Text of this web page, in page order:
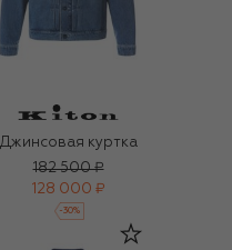
Джинсовая куртка
182 500 ₽
128 000 ₽
-30%